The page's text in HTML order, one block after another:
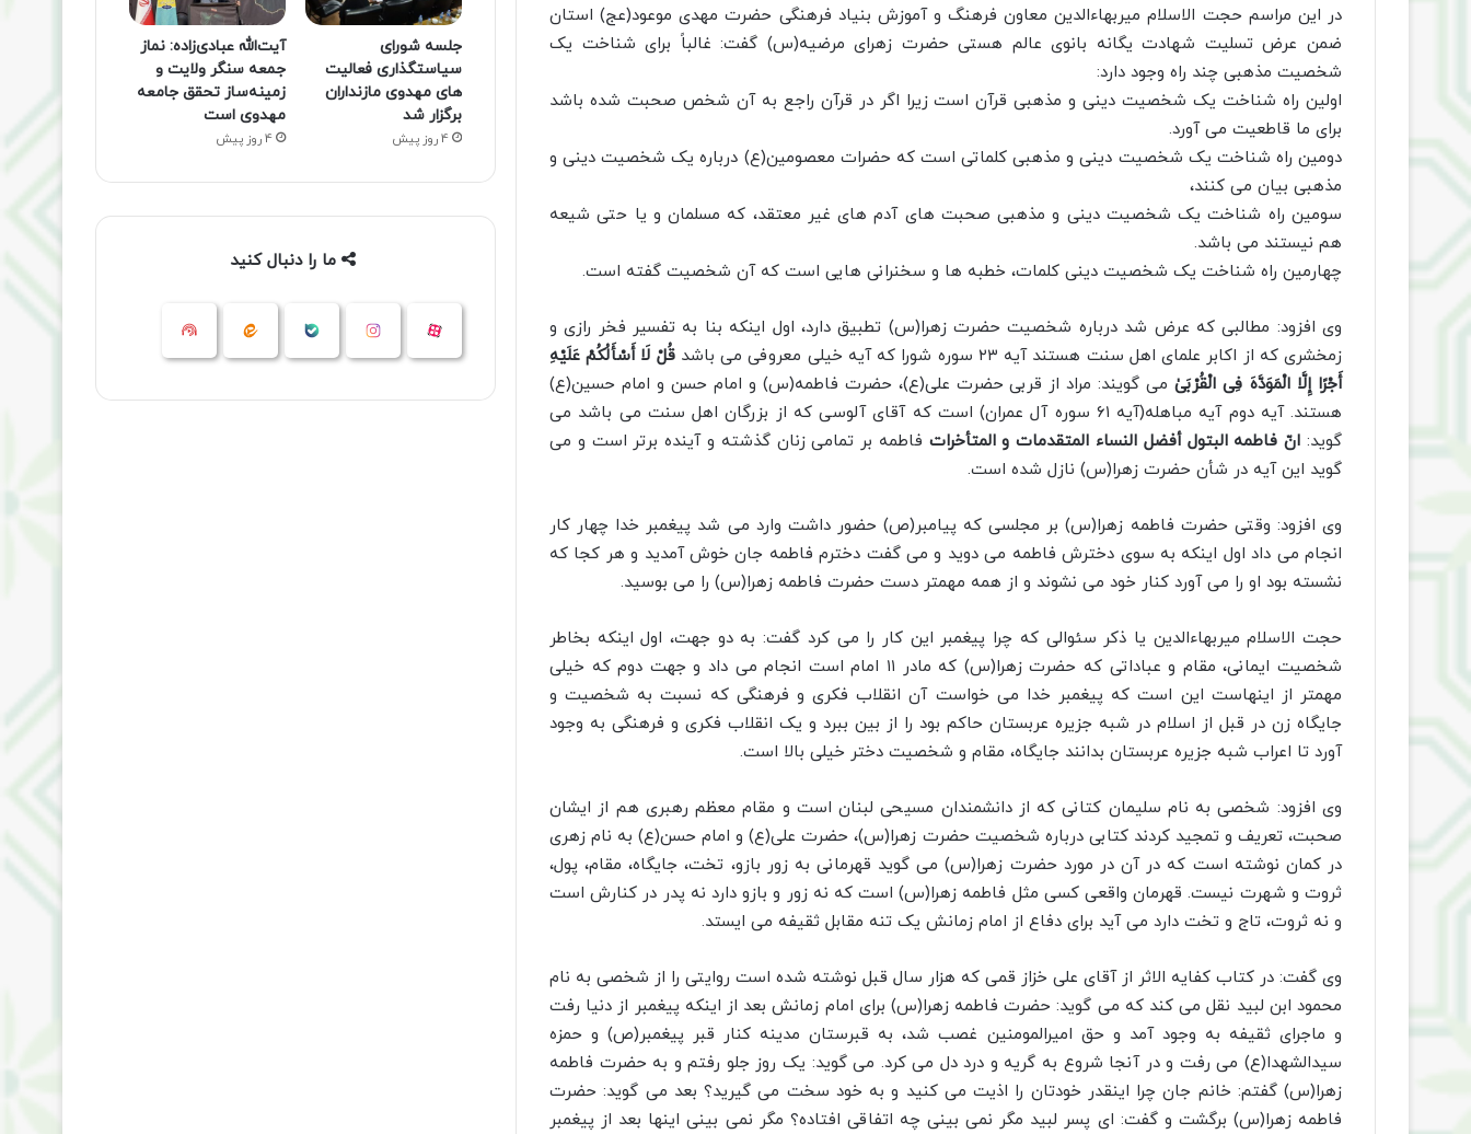
در این مراسم حجت الاسلام میربهاءالدین معاون فرهنگ و آموزش بنیاد فرهنگی حضرت مهدی موعود(عج) استان
ضمن عرض تسلیت شهادت یگانه بانوی عالم هستی حضرت زهرای مرضیه(س) گفت: غالباً برای شناخت یک
شخصیت مذهبی چند راه وجود دارد:
اولین راه شناخت یک شخصیت دینی و مذهبی قرآن است زیرا اگر در قرآن راجع به آن شخص صحبت شده باشد
برای ما قاطعیت می آورد.
دومین راه شناخت یک شخصیت دینی و مذهبی کلماتی است که حضرات معصومین(ع) درباره یک شخصیت دینی و
مذهبی بیان می کنند،
سومین راه شناخت یک شخصیت دینی و مذهبی صحبت های آدم های غیر معتقد، که مسلمان و یا حتی شیعه
هم نیستند می باشد.
چهارمین راه شناخت یک شخصیت دینی کلمات، خطبه ها و سخنرانی هایی است که آن شخصیت گفته است.
وی افزود: مطالبی که عرض شد درباره شخصیت حضرت زهرا(س) تطبیق دارد، اول اینکه بنا به تفسیر فخر رازی و
زمخشری که از اکابر علمای اهل سنت هستند آیه ۲۳ سوره شورا که آیه خیلی معروفی می باشد
قُلْ لَا أَسْأَلُکُمْ عَلَیْهِ
أَجْرًا إِلَّا الْمَوَدَّهَ فِی الْقُرْبَىٰمی گویند: مراد از قربی حضرت علی(ع)، حضرت فاطمه(س) و امام حسن و امام حسین(ع)
هستند. آیه دوم آیه مباهله(آیه ۶۱ سوره آل عمران) است که آقای آلوسی که از بزرگان اهل سنت می باشد می
گوید: انّ فاطمه البتول أفضل النساء المتقدمات و المتأخرات فاطمه بر تمامی زنان گذشته و آینده برتر است و می
گوید این آیه در شأن حضرت زهرا(س) نازل شده است.
وی افزود: وقتی حضرت فاطمه زهرا(س) بر مجلسی که پیامبر(ص) حضور داشت وارد می شد پیغمبر خدا چهار کار
انجام می داد اول اینکه به سوی دخترش فاطمه می دوید و می گفت دخترم فاطمه جان خوش آمدید و هر کجا که
نشسته بود او را می آورد کنار خود می نشوند و از همه مهمتر دست حضرت فاطمه زهرا(س) را می بوسید.
حجت الاسلام میربهاءالدین یا ذکر سئوالی که چرا پیغمبر این کار را می کرد گفت: به دو جهت، اول اینکه بخاطر
شخصیت ایمانی، مقام و عباداتی که حضرت زهرا(س) که مادر ۱۱ امام است انجام می داد و جهت دوم که خیلی
مهمتر از اینهاست این است که پیغمبر خدا می خواست آن انقلاب فکری و فرهنگی که نسبت به شخصیت و
جایگاه زن در قبل از اسلام در شبه جزیره عربستان حاکم بود را از بین ببرد و یک انقلاب فکری و فرهنگی به وجود
آورد تا اعراب شبه جزیره عربستان بدانند جایگاه، مقام و شخصیت دختر خیلی بالا است.
وی افزود: شخصی به نام سلیمان کتانی که از دانشمندان مسیحی لبنان است و مقام معظم رهبری هم از ایشان
صحبت، تعریف و تمجید کردند کتابی درباره شخصیت حضرت زهرا(س)، حضرت علی(ع) و امام حسن(ع) به نام زهری
در کمان نوشته است که در آن در مورد حضرت زهرا(س) می گوید قهرمانی به زور بازو، تخت، جایگاه، مقام، پول،
ثروت و شهرت نیست. قهرمان واقعی کسی مثل فاطمه زهرا(س) است که نه زور و بازو دارد نه پدر در کنارش است
و نه ثروت، تاج و تخت دارد می آید برای دفاع از امام زمانش یک تنه مقابل ثقیفه می ایستد.
وی گفت: در کتاب کفایه الاثر از آقای علی خزاز قمی که هزار سال قبل نوشته شده است روایتی را از شخصی به نام
محمود ابن لبید نقل می کند که می گوید: حضرت فاطمه زهرا(س) برای امام زمانش بعد از اینکه پیغمبر از دنیا رفت
و ماجرای ثقیفه به وجود آمد و حق امیرالمومنین غصب شد، به قبرستان مدینه کنار قبر پیغمبر(ص) و حمزه
سیدالشهدا(ع) می رفت و در آنجا شروع به گریه و درد دل می کرد. می گوید: یک روز جلو رفتم و به حضرت فاطمه
زهرا(س) گفتم: خانم جان چرا اینقدر خودتان را اذیت می کنید و به خود سخت می گیرید؟ بعد می گوید: حضرت
فاطمه زهرا(س) برگشت و گفت: ای پسر لبید مگر نمی بینی چه اتفاقی افتاده؟ مگر نمی بینی اینها بعد از پیغمبر
جلسه شورای
سیاستگذاری فعالیت
های مهدوی مازنداران
برگزار شد
4 روز پیش
آیت‌الله عبادی‌زاده: نماز
جمعه سنگر ولایت و
زمینه‌ساز تحقق جامعه
مهدوی است
4 روز پیش
ما را دنبال کنید
آپارات اینستاگرام ایتا